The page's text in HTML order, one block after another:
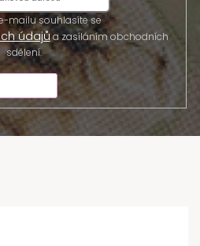
mailu souhlasíte se
údajůa zasíláním obchodních
sdělení.